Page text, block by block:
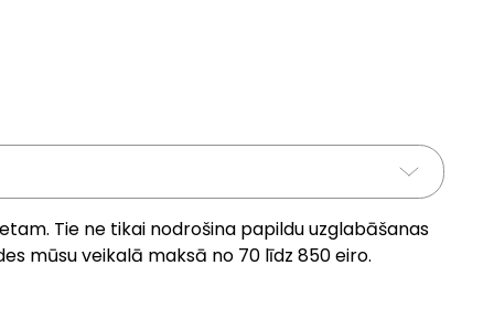
Tie ne tikai nodrošina papildu uzglabāšanas
mūsu veikalā maksā no 70 līdz 850 eiro.